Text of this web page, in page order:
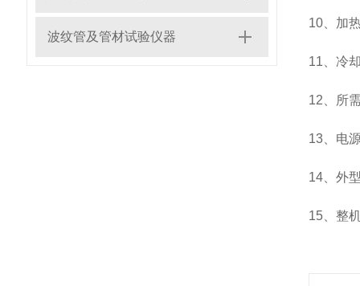
波纹管及管材试验仪器
10 、加
11 、冷
12 、所
13 、电
14 、外
15 、整